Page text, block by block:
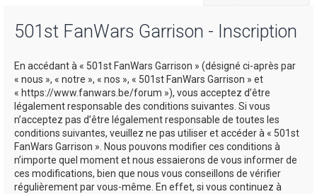
501st FanWars Garrison - Inscription
En accédant à « 501st FanWars Garrison » (désigné ci-après par
« nous », « notre », « nos », « 501st FanWars Garrison » et
« https://www.fanwars.be/forum »), vous acceptez d’être
légalement responsable des conditions suivantes. Si vous
n’acceptez pas d’être légalement responsable de toutes les
conditions suivantes, veuillez ne pas utiliser et accéder à « 501st
FanWars Garrison ». Nous pouvons modifier ces conditions à
n’importe quel moment et nous essaierons de vous informer de
ces modifications, bien que nous vous conseillons de vérifier
régulièrement par vous-même. En effet, si vous continuez à